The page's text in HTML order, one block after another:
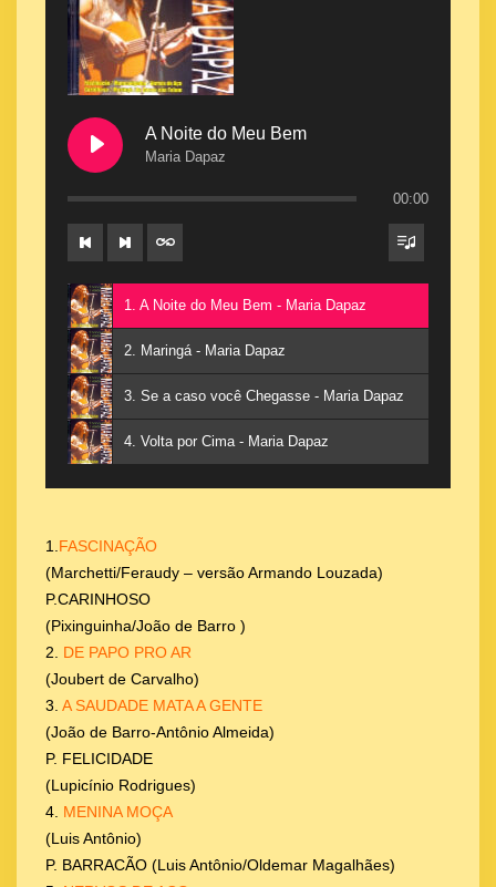
A Noite do Meu Bem
Maria Dapaz
00:00
1. A Noite do Meu Bem - Maria Dapaz
2. Maringá - Maria Dapaz
3. Se a caso você Chegasse - Maria Dapaz
4. Volta por Cima - Maria Dapaz
1. FASCINAÇÃO
(Marchetti/Feraudy – versão Armando Louzada)
P.CARINHOSO
(Pixinguinha/João de Barro )
2. DE PAPO PRO AR
(Joubert de Carvalho)
3.A SAUDADE MATA A GENTE
(João de Barro-Antônio Almeida)
P. FELICIDADE
(Lupicínio Rodrigues)
4. MENINA MOÇA
(Luis Antônio)
P. BARRACÃO (Luis Antônio/Oldemar Magalhães)